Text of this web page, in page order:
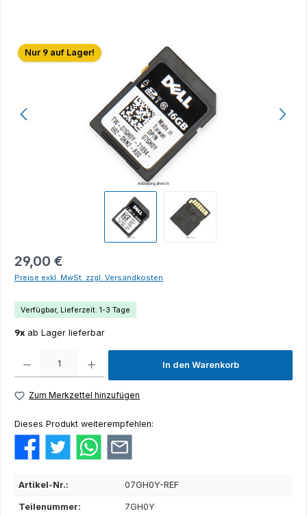
Bildergalerie überspringen
Nur 9 auf Lager!
29,00 €
Preise exkl. MwSt. zzgl. Versandkosten
Verfügbar, Lieferzeit: 1-3 Tage
9x ab Lager lieferbar
In den Warenkorb
Zum Merkzettel hinzufügen
Dieses Produkt weiterempfehlen:
Artikel-Nr.: 07GH0Y-REF
Teilenummer: 7GH0Y